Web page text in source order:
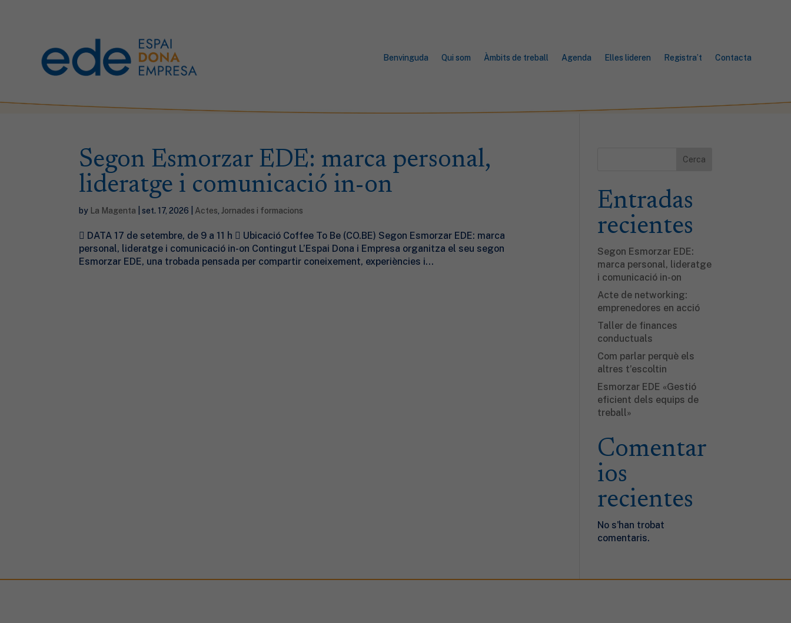
Benvinguda Qui som Àmbits de treball Agenda Elles lideren Registra’t Contacta
Segon Esmorzar EDE: marca personal,
lideratge i comunicació in-on
by La Magenta |set. 17, 2026 Actes,Jornades i formacions
 DATA 17 de setembre, de 9 a 11 h  Ubicació Coffee To Be (CO.BE) Segon Esmorzar EDE: marca
personal, lideratge i comunicació in-on Contingut L’Espai Dona i Empresa organitza el seu segon
Esmorzar EDE, una trobada pensada per compartir coneixement, experiències i...
Cerca
Entradas
recientes
Segon Esmorzar EDE:
marca personal, lideratge
i comunicació in-on
Acte de networking:
emprenedores en acció
Taller de finances
conductuals
Com parlar perquè els
altres t’escoltin
Esmorzar EDE «Gestió
eficient dels equips de
treball»
Comentar
ios
recientes
No s'han trobat
comentaris.